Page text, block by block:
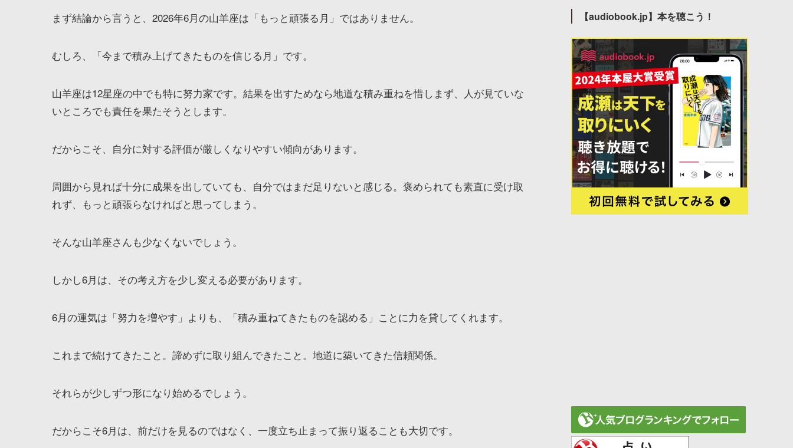
まず結論から言うと、2026年6月の山羊座は「もっと頑張る月」ではありません。
むしろ、「今まで積み上げてきたものを信じる月」です。
山羊座は12星座の中でも特に努力家です。結果を出すためなら地道な積み重ねを惜しまず、人が見ていな
いところでも責任を果たそうとします。
だからこそ、自分に対する評価が厳しくなりやすい傾向があります。
周囲から見れば十分に成果を出していても、自分ではまだ足りないと感じる。褒められても素直に受け取
れず、もっと頑張らなければと思ってしまう。
そんな山羊座さんも少なくないでしょう。
しかし6月は、その考え方を少し変える必要があります。
6月の運気は「努力を増やす」よりも、「積み重ねてきたものを認める」ことに力を貸してくれます。
これまで続けてきたこと。諦めずに取り組んできたこと。地道に築いてきた信頼関係。
それらが少しずつ形になり始めるでしょう。
だからこそ6月は、前だけを見るのではなく、一度立ち止まって振り返ることも大切です。
【audiobook.jp】本を聴こう！